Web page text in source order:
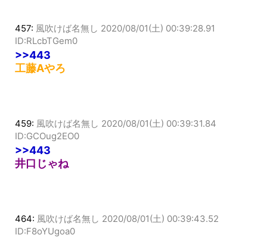
457: 風吹けば名無し 2020/08/01(土) 00:39:28.91
ID:RLcbTGem0
>>443
工藤Aやろ
459: 風吹けば名無し 2020/08/01(土) 00:39:31.84
ID:GCOug2EO0
>>443
井口じゃね
464: 風吹けば名無し 2020/08/01(土) 00:39:43.52
ID:F8oYUgoa0